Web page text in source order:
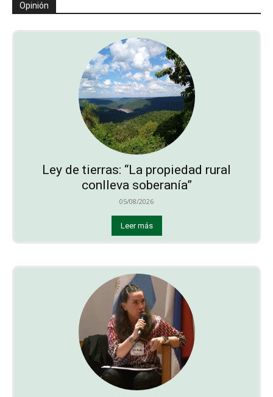
Opinión
Ley de tierras: “La propiedad rural
conlleva soberanía”
05/08/2026
Leer más